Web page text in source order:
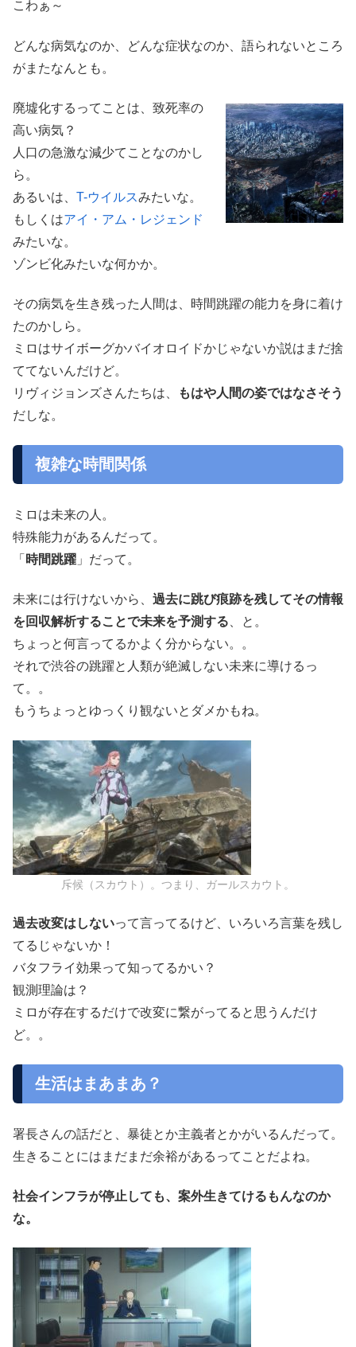
こわぁ～
どんな病気なのか、どんな症状なのか、語られないところ
がまたなんとも。
廃墟化するってことは、致死率の
高い病気？
人口の急激な減少てことなのかし
ら。
あるいは、 T-ウイルスみたいな。
もしくはアイ・アム・レジェンド
みたいな。
ゾンビ化みたいな何かか。
その病気を生き残った人間は、時間跳躍の能力を身に着け
たのかしら。
ミロはサイボーグかバイオロイドかじゃないか説はまだ捨
ててないんだけど。
リヴィジョンズさんたちは、
もはや人間の姿ではなさそう
だしな。
複雑な時間関係
ミロは未来の人。
特殊能力があるんだって。
「 時間跳躍 」だって。
未来には行けないから、 過去に跳び痕跡を残してその情報
を回収解析することで未来を予測する 、と。
ちょっと何言ってるかよく分からない。。
それで渋谷の跳躍と人類が絶滅しない未来に導けるっ
て。。
もうちょっとゆっくり観ないとダメかもね。
斥候（スカウト）。つまり、ガールスカウト。
過去改変はしないって言ってるけど、いろいろ言葉を残し
てるじゃないか！
バタフライ効果って知ってるかい？
観測理論は？
ミロが存在するだけで改変に繋がってると思うんだけ
ど。。
生活はまあまあ？
署長さんの話だと、暴徒とか主義者とかがいるんだって。
生きることにはまだまだ余裕があるってことだよね。
社会インフラが停止しても、案外生きてけるもんなのか
な。